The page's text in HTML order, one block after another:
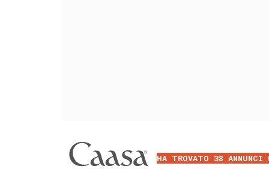
HA TROVATO 38 ANNUNCI